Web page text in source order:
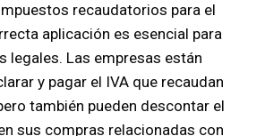
recaudatorios para el
aplicación es esencial para
legales. Las empresas están
y pagar el IVA que recaudan
también pueden descontar el
sus compras relacionadas con